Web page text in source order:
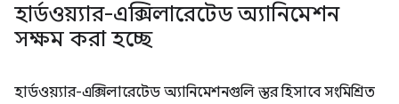
হার্ডওয়্যার-এক্সিলারেটেড অ্যানিমেশন
সক্ষম করা হচ্ছে
হার্ডওয়্যার-এক্সিলারেটেড অ্যানিমেশনগুলি স্তর হিসাবে সংমিশ্রিত